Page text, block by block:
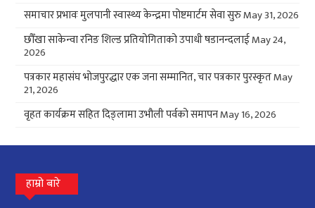
समाचार प्रभावः मुलपानी स्वास्थ्य केन्द्रमा पोष्टमार्टम सेवा सुरुMay 31, 2026
छौँखा साकेन्वा रनिङ शिल्ड प्रतियोगिताको उपाधी षडानन्दलाईMay 24,
2026
पत्रकार महासंघ भोजपुरद्धार एक जना सम्मानित, चार पत्रकार पुरस्कृतMay
21, 2026
वृहत कार्यक्रम सहित दिङ्लामा उभौली पर्वको समापनMay 16, 2026
हाम्रो बारे